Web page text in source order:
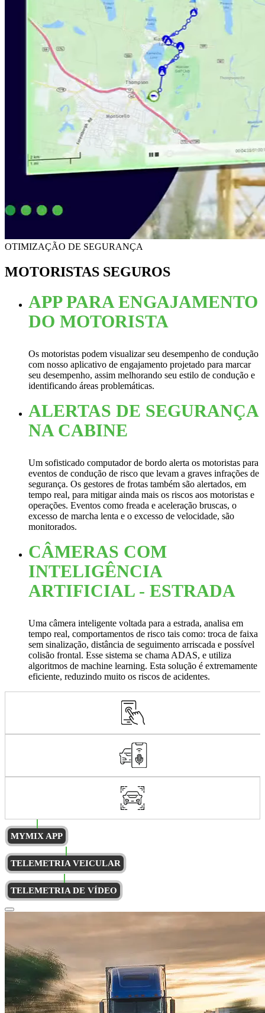
OTIMIZAÇÃO DE SEGURANÇA
MOTORISTAS SEGUROS
APP PARA ENGAJAMENTO
DO MOTORISTA
Os motoristas podem visualizar seu desempenho de condução
com nosso aplicativo de engajamento projetado para marcar
seu desempenho, assim melhorando seu estilo de condução e
identificando áreas problemáticas.
ALERTAS DE SEGURANÇA
NA CABINE
Um sofisticado computador de bordo alerta os motoristas para
eventos de condução de risco que levam a graves infrações de
segurança. Os gestores de frotas também são alertados, em
tempo real, para mitigar ainda mais os riscos aos motoristas e
operações. Eventos como freada e aceleração bruscas, o
excesso de marcha lenta e o excesso de velocidade, são
monitorados.
CÂMERAS COM
INTELIGÊNCIA
ARTIFICIAL - ESTRADA
Uma câmera inteligente voltada para a estrada, analisa em
tempo real, comportamentos de risco tais como: troca de faixa
sem sinalização, distância de seguimento arriscada e possível
colisão frontal. Esse sistema se chama ADAS, e utiliza
algoritmos de machine learning. Esta solução é extremamente
eficiente, reduzindo muito os riscos de acidentes.
MYMIX APP
TELEMETRIA VEICULAR
TELEMETRIA DE VÍDEO